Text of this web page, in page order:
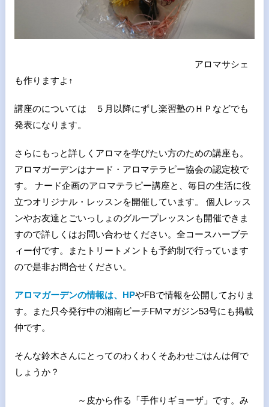
アロマサシェ
も作りますよ↑
講座のについては ５月以降にずし楽習塾のＨＰなどでも
発表になります。
さらにもっと詳しくアロマを学びたい方のための講座も。
アロマガーデンはナード・アロマテラピー協会の認定校で
す。 ナード企画のアロマテラピー講座と、毎日の生活に役
立つオリジナル・レッスンを開催しています。 個人レッス
ンやお友達とごいっしょのグループレッスンも開催できま
すので詳しくはお問い合わせください。全コースハーブテ
ィー付です。またトリートメントも予約制で行っています
ので是非お問合せください。
アロマガーデンの情報は、HPやFBで情報を公開しておりま
す。また只今発行中の湘南ビーチFMマガジン53号にも掲載
仲です。
そんな鈴木さんにとってのわくわくそあわせごはんは何で
しょうか？
～皮から作る「手作りギョーザ」です。み